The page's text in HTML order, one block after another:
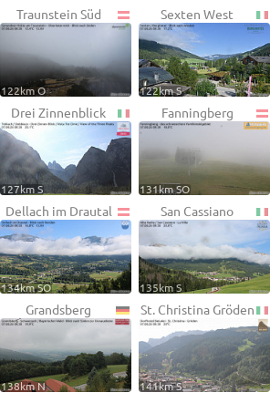
Traunstein Süd
122km O
Sexten West
122km S
Drei Zinnenblick
127km S
Fanningberg
131km SO
Dellach im Drautal
134km SO
San Cassiano
135km S
Grandsberg
138km N
St. Christina Gröden
141km S